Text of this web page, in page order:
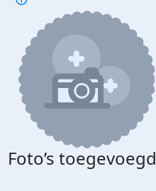
Foto’s toegevoegd